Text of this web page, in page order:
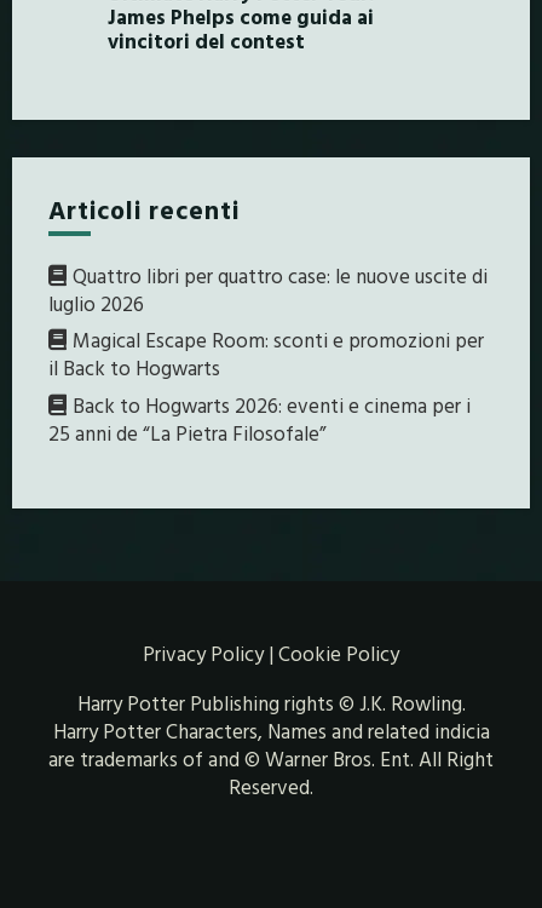
James Phelps come guida ai
vincitori del contest
Articoli recenti
Quattro libri per quattro case: le nuove uscite di
luglio 2026
Magical Escape Room: sconti e promozioni per
il Back to Hogwarts
Back to Hogwarts 2026: eventi e cinema per i
25 anni de “La Pietra Filosofale”
Privacy Policy| Cookie Policy
Harry Potter Publishing rights © J.K. Rowling.
Harry Potter Characters, Names and related indicia
are trademarks of and © Warner Bros. Ent. All Right
Reserved.